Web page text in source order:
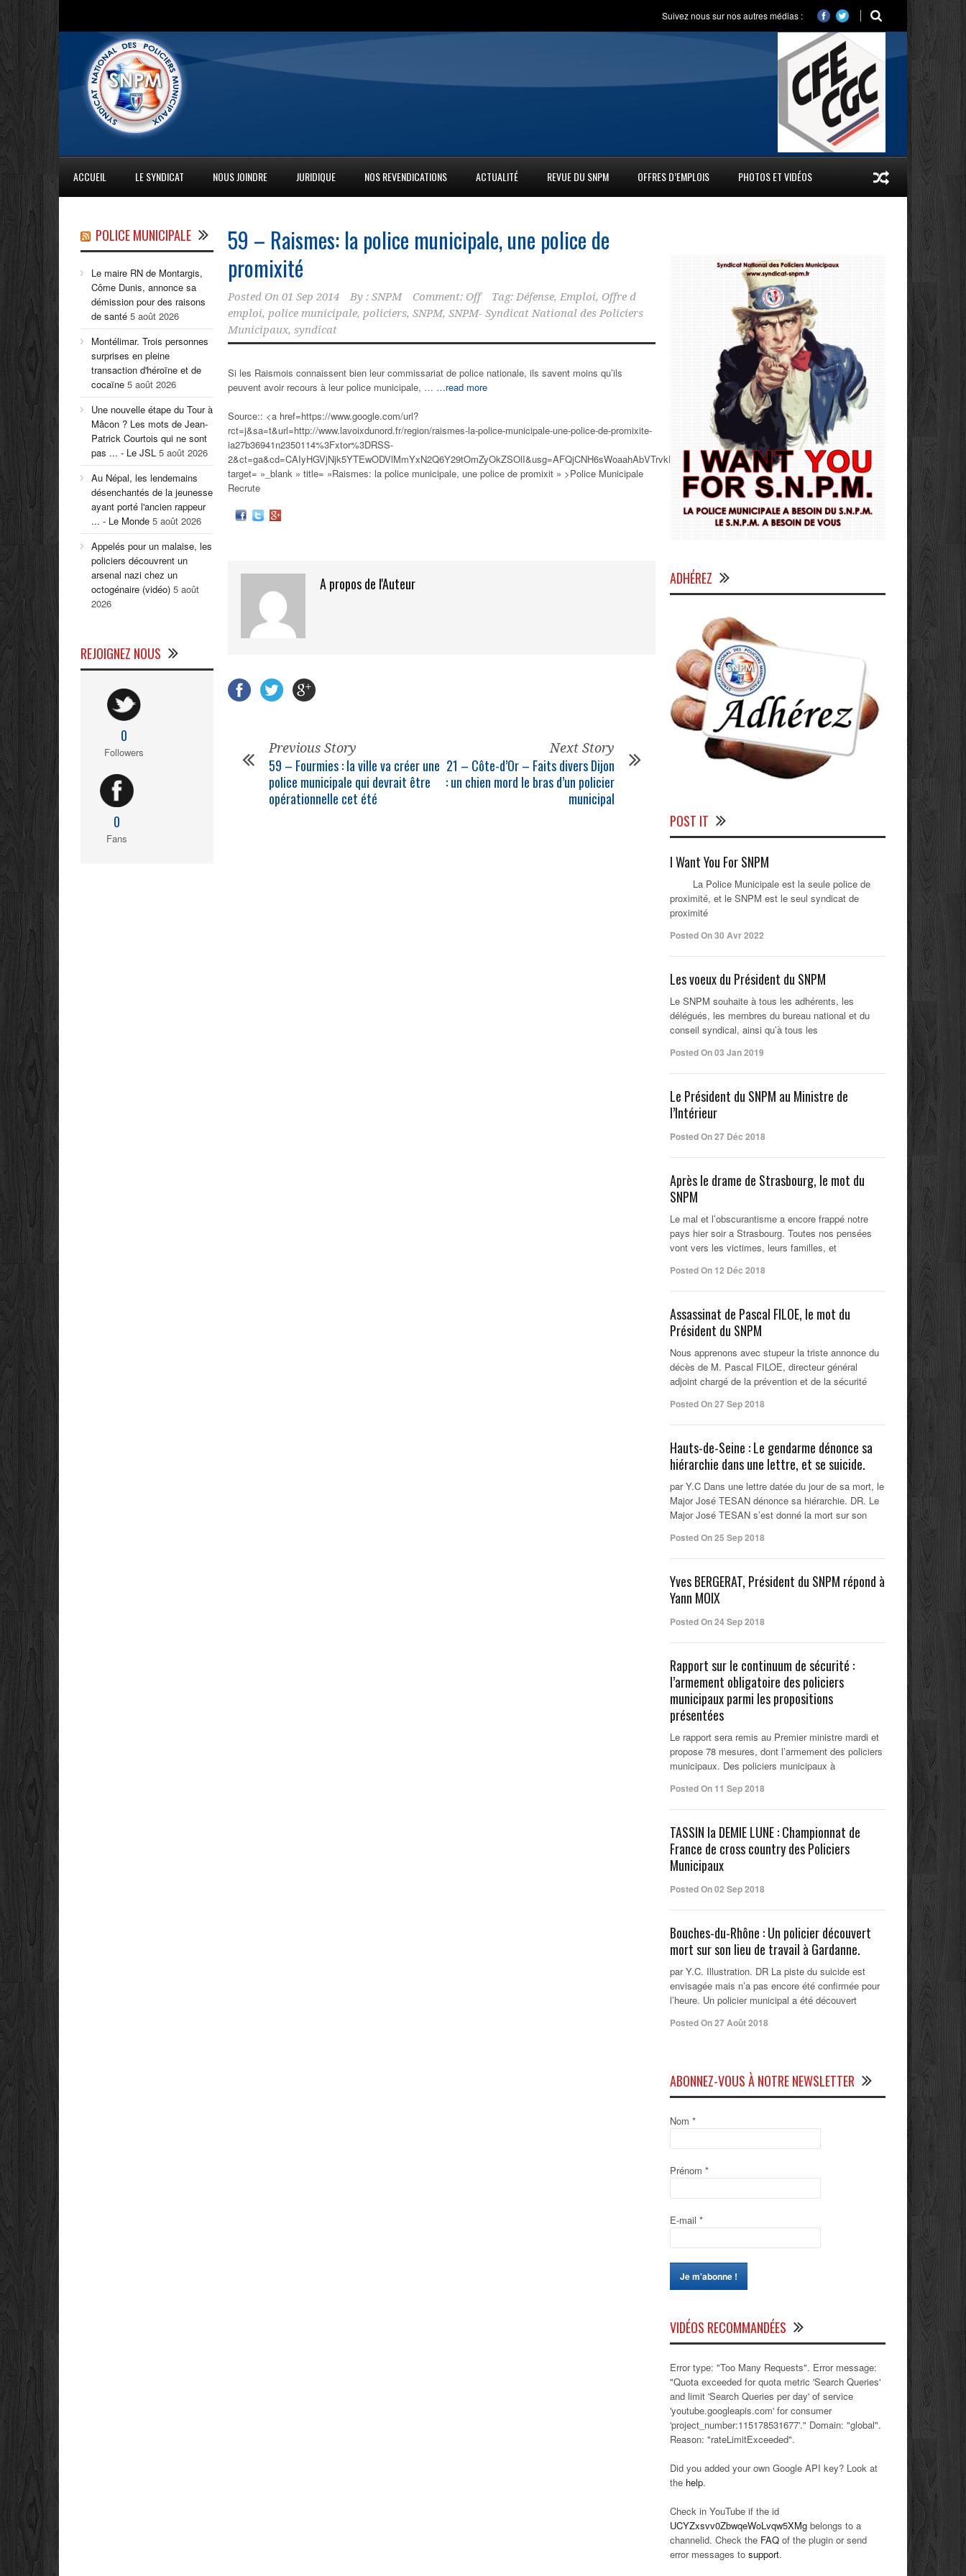
Suivez nous sur nos autres médias :
ACCUEIL LE SYNDICAT NOUS JOINDRE JURIDIQUE NOS REVENDICATIONS ACTUALITÉ REVUE DU SNPM OFFRES D’EMPLOIS PHOTOS ET VIDÉOS
59 – Raismes: la police municipale, une police de
promixité
Posted On 01 Sep 2014 By : SNPM Comment: Off Tag: Défense, Emploi, Offre d
emploi, police municipale, policiers, SNPM, SNPM- Syndicat National des Policiers
Municipaux, syndicat
Si les Raismois connaissent bien leur commissariat de police nationale, ils savent moins qu’ils
peuvent avoir recours à leur police municipale, … …read more
Source:: <a href=https://www.google.com/url?
rct=j&sa=t&url=http://www.lavoixdunord.fr/region/raismes-la-police-municipale-une-police-de-promixite-
ia27b36941n2350114%3Fxtor%3DRSS-
2&ct=ga&cd=CAIyHGVjNjk5YTEwODVlMmYxN2Q6Y29tOmZyOkZSOlI&usg=AFQjCNH6sWoaahAbVTrvkEXQbHB2gWLuiQ
target= »_blank » title= »Raismes: la police municipale, une police de promixit » >Police Municipale
Recrute
A propos de l'Auteur
Previous Story
59 – Fourmies : la ville va créer une
police municipale qui devrait être
opérationnelle cet été
Next Story
21 – Côte-d’Or – Faits divers Dijon
: un chien mord le bras d’un policier
municipal
POLICE MUNICIPALE
Le maire RN de Montargis,
Côme Dunis, annonce sa
démission pour des raisons
de santé 5 août 2026
Montélimar. Trois personnes
surprises en pleine
transaction d'héroïne et de
cocaïne 5 août 2026
Une nouvelle étape du Tour à
Mâcon ? Les mots de Jean-
Patrick Courtois qui ne sont
pas ... - Le JSL 5 août 2026
Au Népal, les lendemains
désenchantés de la jeunesse
ayant porté l'ancien rappeur
... - Le Monde 5 août 2026
Appelés pour un malaise, les
policiers découvrent un
arsenal nazi chez un
octogénaire (vidéo) 5 août
2026
REJOIGNEZ NOUS
0
Followers
0
Fans
ADHÉREZ
POST IT
I Want You For SNPM
La Police Municipale est la seule police de
proximité, et le SNPM est le seul syndicat de
proximité
Posted On 30 Avr 2022
Les voeux du Président du SNPM
Le SNPM souhaite à tous les adhérents, les
délégués, les membres du bureau national et du
conseil syndical, ainsi qu’à tous les
Posted On 03 Jan 2019
Le Président du SNPM au Ministre de
l’Intérieur
Posted On 27 Déc 2018
Après le drame de Strasbourg, le mot du
SNPM
Le mal et l’obscurantisme a encore frappé notre
pays hier soir a Strasbourg. Toutes nos pensées
vont vers les victimes, leurs familles, et
Posted On 12 Déc 2018
Assassinat de Pascal FILOE, le mot du
Président du SNPM
Nous apprenons avec stupeur la triste annonce du
décès de M. Pascal FILOE, directeur général
adjoint chargé de la prévention et de la sécurité
Posted On 27 Sep 2018
Hauts-de-Seine : Le gendarme dénonce sa
hiérarchie dans une lettre, et se suicide.
par Y.C Dans une lettre datée du jour de sa mort, le
Major José TESAN dénonce sa hiérarchie. DR. Le
Major José TESAN s’est donné la mort sur son
Posted On 25 Sep 2018
Yves BERGERAT, Président du SNPM répond à
Yann MOIX
Posted On 24 Sep 2018
Rapport sur le continuum de sécurité :
l’armement obligatoire des policiers
municipaux parmi les propositions
présentées
Le rapport sera remis au Premier ministre mardi et
propose 78 mesures, dont l’armement des policiers
municipaux. Des policiers municipaux à
Posted On 11 Sep 2018
TASSIN la DEMIE LUNE : Championnat de
France de cross country des Policiers
Municipaux
Posted On 02 Sep 2018
Bouches-du-Rhône : Un policier découvert
mort sur son lieu de travail à Gardanne.
par Y.C. Illustration. DR La piste du suicide est
envisagée mais n’a pas encore été confirmée pour
l’heure. Un policier municipal a été découvert
Posted On 27 Août 2018
ABONNEZ-VOUS À NOTRE NEWSLETTER
Nom *
Prénom *
E-mail *
VIDÉOS RECOMMANDÉES
Error type: "Too Many Requests". Error message:
"Quota exceeded for quota metric 'Search Queries'
and limit 'Search Queries per day' of service
'youtube.googleapis.com' for consumer
'project_number:115178531677'." Domain: "global".
Reason: "rateLimitExceeded".
Did you added your own Google API key? Look at
the help.
Check in YouTube if the id
UCYZxsvv0ZbwqeWoLvqw5XMg belongs to a
channelid. Check the FAQ of the plugin or send
error messages to support.